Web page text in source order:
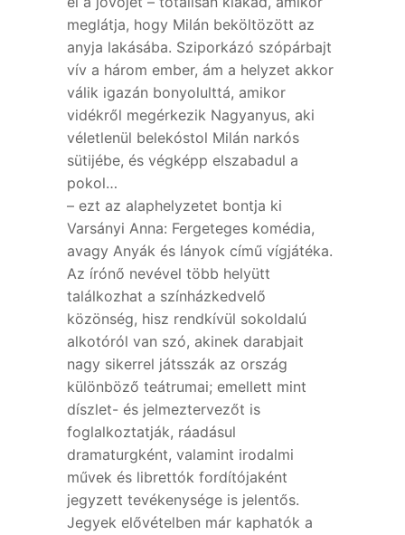
meglátja, hogy Milán beköltözött az
anyja lakásába. Sziporkázó szópárbajt
vív a három ember, ám a helyzet akkor
válik igazán bonyolulttá, amikor
vidékről megérkezik Nagyanyus, aki
véletlenül belekóstol Milán narkós
sütijébe, és végképp elszabadul a
pokol…
– ezt az alaphelyzetet bontja ki
Varsányi Anna: Fergeteges komédia,
avagy Anyák és lányok című vígjátéka.
Az írónő nevével több helyütt
találkozhat a színházkedvelő
közönség, hisz rendkívül sokoldalú
alkotóról van szó, akinek darabjait
nagy sikerrel játsszák az ország
különböző teátrumai; emellett mint
díszlet- és jelmeztervezőt is
foglalkoztatják, ráadásul
dramaturgként, valamint irodalmi
művek és librettók fordítójaként
jegyzett tevékenysége is jelentős.
Jegyek elővételben már kaphatók a